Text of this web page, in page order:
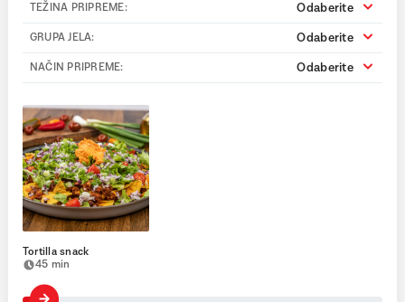
TEŽINA PRIPREME: Odaberite
GRUPA JELA: Odaberite
NAČIN PRIPREME: Odaberite
Tortilla snack
45 min